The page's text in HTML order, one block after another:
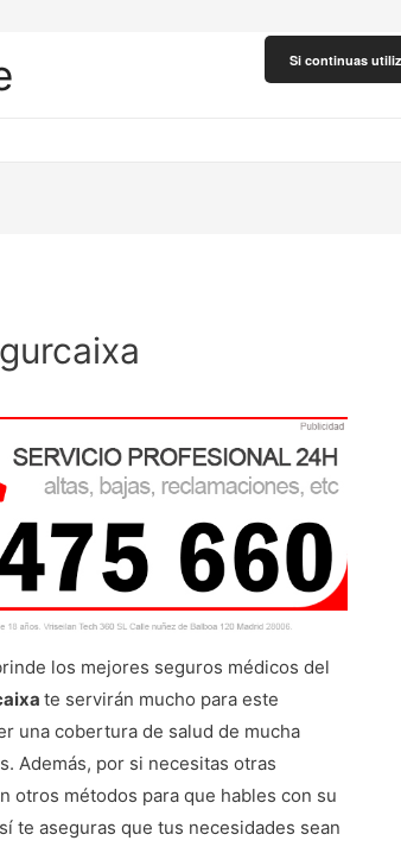
los mejores seguros médicos del
te servirán mucho para este
una cobertura de salud de mucha
Además, por si necesitas otras
otros métodos para que hables con su
te aseguras que tus necesidades sean
Si continuas